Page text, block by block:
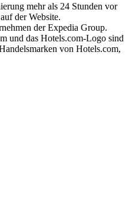
mehr als 24 Stunden vor
der Website.
der Expedia Group.
und das Hotels.com-Logo sind
von Hotels.com,